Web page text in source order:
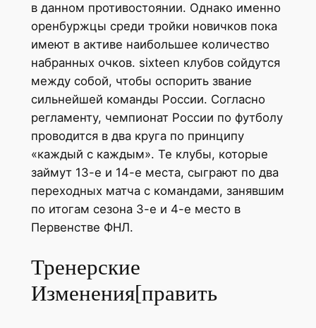
в данном противостоянии. Однако именно
оренбуржцы среди тройки новичков пока
имеют в активе наибольшее количество
набранных очков. sixteen клубов сойдутся
между собой, чтобы оспорить звание
сильнейшей команды России. Согласно
регламенту, чемпионат России по футболу
проводится в два круга по принципу
«каждый с каждым». Те клубы, которые
займут 13-е и 14-е места, сыграют по два
переходных матча с командами, занявшим
по итогам сезона 3-е и 4-е место в
Первенстве ФНЛ.
Тренерские
Изменения[править